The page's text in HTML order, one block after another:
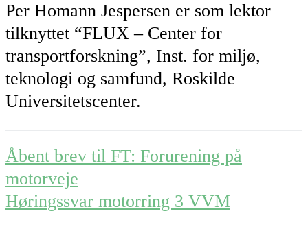
Per Homann Jespersen er som lektor
tilknyttet “FLUX – Center for
transportforskning”, Inst. for miljø,
teknologi og samfund, Roskilde
Universitetscenter.
Post
navigation
Åbent brev til FT: Forurening på
motorveje
Høringssvar motorring 3 VVM